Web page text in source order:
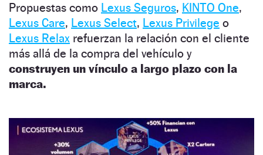
Propuestas como Lexus Seguros, KINTO One,
Lexus Care, Lexus Select, Lexus Privilege o
Lexus Relax refuerzan la relación con el cliente
más allá de la compra del vehículo y
construyen un vínculo a largo plazo con la
marca.